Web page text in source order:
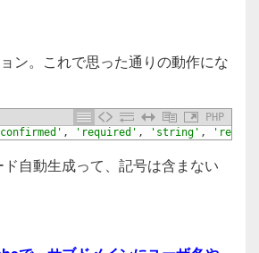
ン。これで思った通りの動作にな
PHP
, 'required' , 'string' ,
自動生成って、記号は含まない